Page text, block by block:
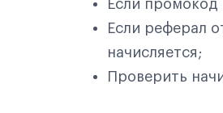
Если промокод
Если реферал
начисляется;
Проверить